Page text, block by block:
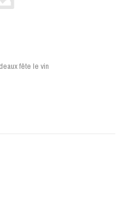
fête le vin